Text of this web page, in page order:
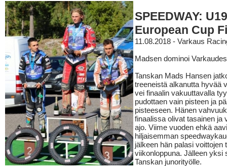
SPEEDWAY: U19
European Cup
11.08.2018 - Varkaus
Madsen dominoi
Tanskan Mads Hansen
treeneistä alkanutta hyvää
vei finaalin vakuuttavalla
pudottaen vain pisteen ja
pisteeseen. Hänen
finaalissa olivat tasainen ja
ajo. Viime vuoden ehkä
hiljaisemman
jälkeen hän palasi voittojen
viikonloppuna. Jälleen yksi
Tanskan junorityölle.